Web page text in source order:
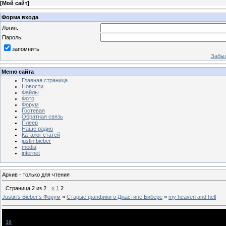
[Мой сайт]
Форма входа
Логин:
Пароль:
запомнить
Меню сайта
Главная страница
Новости
Файлы
Фото
Форум
Гостевая
Обратная связь
Плеер
Наше радио
Каталог статей
justin bieber
media
internet
Архив - только для чтения
Страница 2 из 2 « 1 2
Justin‛s Bieber‛s Форум » Старые фанфики о Джастине Бибере » my heaven and hell
16